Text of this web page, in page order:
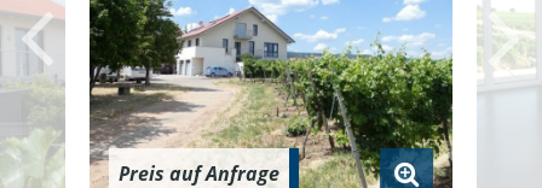
Preis auf Anfrage